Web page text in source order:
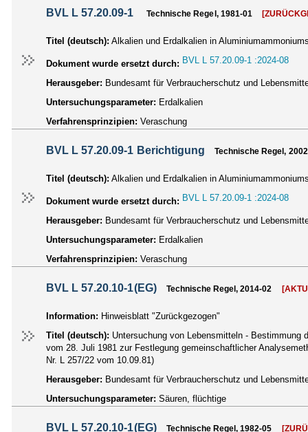
BVL L 57.20.09-1 Technische Regel, 1981-01
Titel (deutsch): Alkalien und Erdalkalien in
Dokument wurde ersetzt durch: BVL L 57.20.09-1 :2024-08
Herausgeber: Bundesamt für Verbraucherschutz und
Untersuchungsparameter: Erdalkalien
Verfahrensprinzipien: Veraschung
BVL L 57.20.09-1 Berichtigung Technische Regel,
Titel (deutsch): Alkalien und Erdalkalien in
Dokument wurde ersetzt durch: BVL L 57.20.09-1 :2024-08
Herausgeber: Bundesamt für Verbraucherschutz und
Untersuchungsparameter: Erdalkalien
Verfahrensprinzipien: Veraschung
BVL L 57.20.10-1(EG) Technische Regel, 2014-02
Information: Hinweisblatt "Zurückgezogen"
Titel (deutsch): Untersuchung von Lebensmitteln - Bestimmung
vom 28. Juli 1981 zur Festlegung gemeinschaftlicher
Nr. L 257/22 vom 10.09.81)
Herausgeber: Bundesamt für Verbraucherschutz und
Untersuchungsparameter: Säuren, flüchtige
BVL L 57.20.10-1(EG) Technische Regel, 1982-05